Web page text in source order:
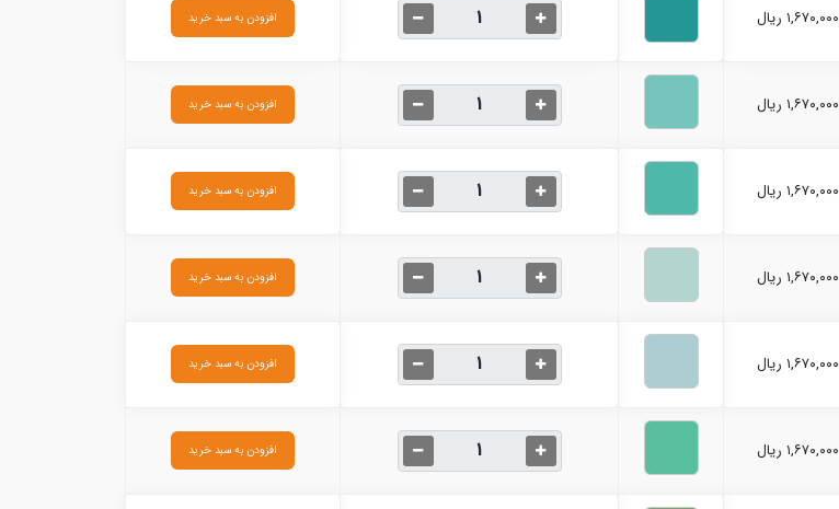
۱,۶۷۰,۰۰۰ ریال افزودن به سبد خرید
۱,۶۷۰,۰۰۰ ریال افزودن به سبد خرید
۱,۶۷۰,۰۰۰ ریال افزودن به سبد خرید
۱,۶۷۰,۰۰۰ ریال افزودن به سبد خرید
۱,۶۷۰,۰۰۰ ریال افزودن به سبد خرید
۱,۶۷۰,۰۰۰ ریال افزودن به سبد خرید